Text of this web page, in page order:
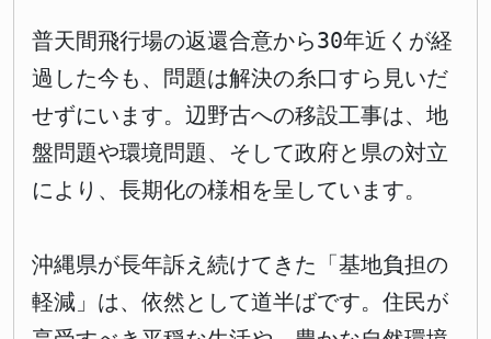
普天間飛行場の返還合意から30年近くが経
過した今も、問題は解決の糸口すら見いだ
せずにいます。辺野古への移設工事は、地
盤問題や環境問題、そして政府と県の対立
により、長期化の様相を呈しています。
沖縄県が長年訴え続けてきた「基地負担の
軽減」は、依然として道半ばです。住民が